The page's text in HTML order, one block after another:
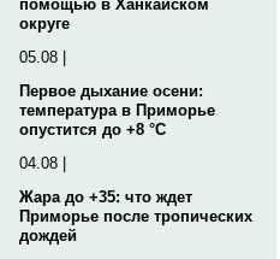
помощью в Ханкайском
округе
05.08 |
Первое дыхание осени:
температура в Приморье
опустится до +8 °C
04.08 |
Жара до +35: что ждет
Приморье после тропических
дождей